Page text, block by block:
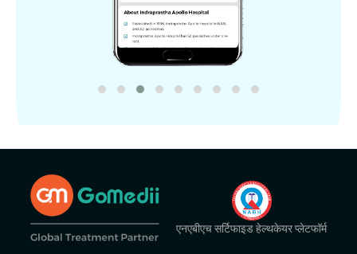
एनएबीएच सर्टिफाइड हेल्थकेयर प्लेटफॉर्म